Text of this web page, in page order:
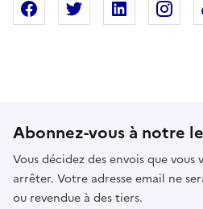
Partager sur Facebook
Partager sur X
Partager
Abonnez-vous à notre
Vous décidez des envois que
arrêter. Votre adresse email ne
ou revendue à des tiers.